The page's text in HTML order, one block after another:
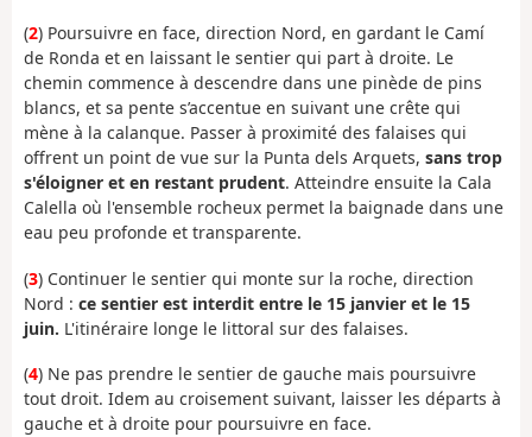
(2) Poursuivre en face, direction Nord, en gardant le Camí
de Ronda et en laissant le sentier qui part à droite. Le
chemin commence à descendre dans une pinède de pins
blancs, et sa pente s’accentue en suivant une crête qui
mène à la calanque. Passer à proximité des falaises qui
offrent un point de vue sur la Punta dels Arquets, sans trop
s'éloigner et en restant prudent. Atteindre ensuite la Cala
Calella où l'ensemble rocheux permet la baignade dans une
eau peu profonde et transparente.
(3) Continuer le sentier qui monte sur la roche, direction
Nord : ce sentier est interdit entre le 15 janvier et le 15
juin. L'itinéraire longe le littoral sur des falaises.
(4) Ne pas prendre le sentier de gauche mais poursuivre
tout droit. Idem au croisement suivant, laisser les départs à
gauche et à droite pour poursuivre en face.